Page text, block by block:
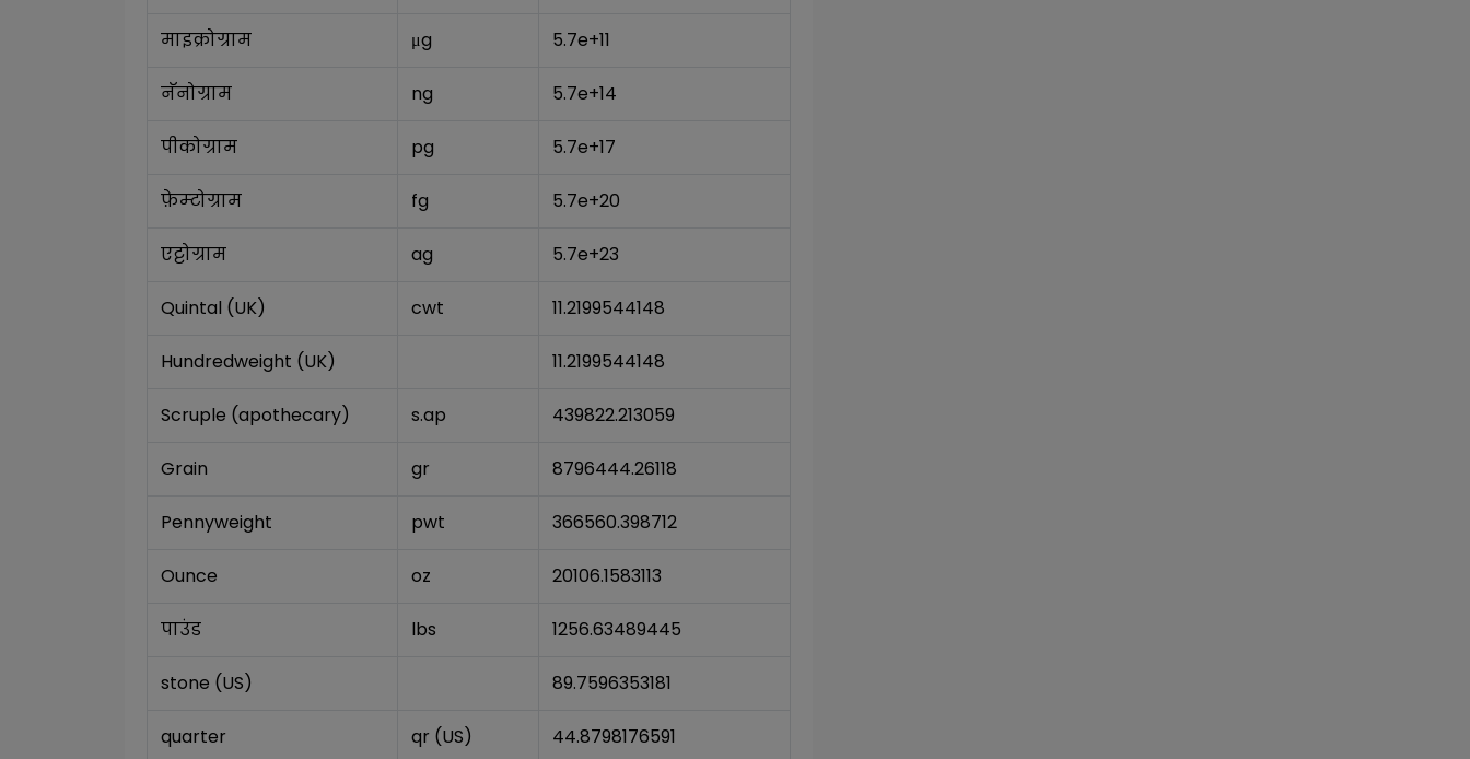
माइक्रोग्राम μg 5.7e+11
नॅनोग्राम ng 5.7e+14
पीकोग्राम pg 5.7e+17
फ़ेम्टोग्राम fg 5.7e+20
एट्टोग्राम ag 5.7e+23
Quintal (UK) cwt 11.2199544148
Hundredweight (UK) 11.2199544148
Scruple (apothecary) s.ap 439822.213059
Grain gr 8796444.26118
Pennyweight pwt 366560.398712
Ounce oz 20106.1583113
पाउंड lbs 1256.63489445
stone (US) 89.7596353181
quarter qr (US) 44.8798176591